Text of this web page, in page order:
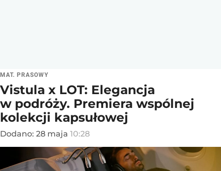
MAT. PRASOWY
Vistula x LOT: Elegancja
w podróży. Premiera wspólnej
kolekcji kapsułowej
Dodano: 28 maja 10:28